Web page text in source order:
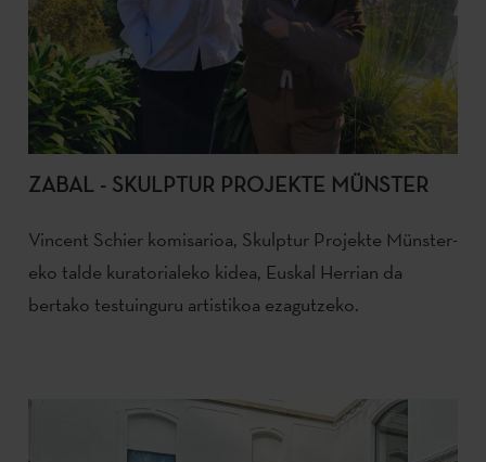
ZABAL - SKULPTUR PROJEKTE MÜNSTER
Vincent Schier komisarioa, Skulptur Projekte Münster-
eko talde kuratorialeko kidea, Euskal Herrian da
bertako testuinguru artistikoa ezagutzeko.